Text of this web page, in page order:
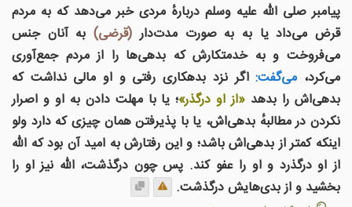
پیامبر صلی الله علیه وسلم دربارهٔ مردی خبر می‌دهد که به مردم
قرض می‌داد یا به به صورت مدت‌دار (قرضی)به آنان جنس
می‌فروخت و به خدمتکارش که بدهی‌ها را از مردم جمع‌آوری
می‌کرد، می‌گفت:اگر نزد بدهکاری رفتی و او مالی نداشت که
بدهی‌اش را بدهد «از او درگذر»؛ یا با مهلت دادن به او و اصرار
نکردن در مطالبهٔ بدهی‌اش، یا با پذیرفتن همان چیزی که دارد ولو
اینکه کمتر از بدهی‌اش باشد؛ و این رفتارش به امید آن بود که الله
از او درگذرد و او را عفو کند. پس چون درگذشت، الله نیز او را
بخشید و از بدی‌هایش درگذشت.